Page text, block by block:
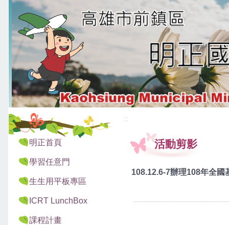
:::
明正首頁
學習任意門
生生用平板專區
ICRT LunchBox
課程計畫
:::
活動剪影
108.12.6-7辦理108年全國